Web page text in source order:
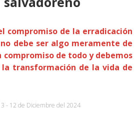
compromiso de la erradicación
debe ser algo meramente de
compromiso de todo y debemos
transformación de la vida de
- 12 de Diciembre del 2024